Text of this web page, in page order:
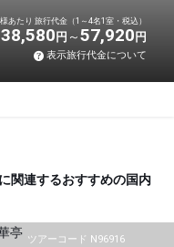
あたり 旅行代金（1～4名1室・税込）
38,580 円 57,920 円
表示旅行代金について
関連するおすすめの国内
ツアーコード N96916